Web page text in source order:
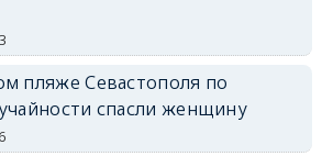
пляже Севастополя по
спасли женщину